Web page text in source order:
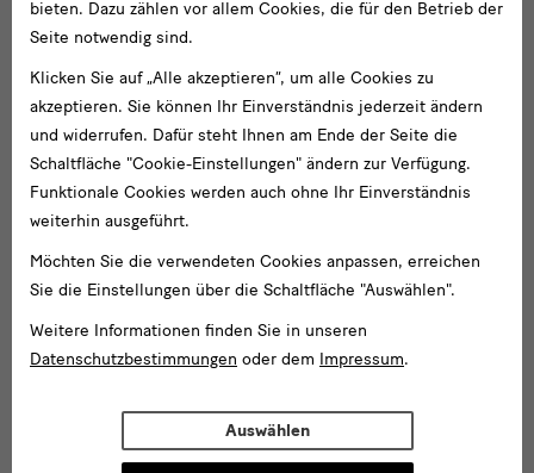
bieten. Dazu zählen vor allem Cookies, die für den Betrieb der
Seite notwendig sind.
Klicken Sie auf „Alle akzeptieren“, um alle Cookies zu
akzeptieren. Sie können Ihr Einverständnis jederzeit ändern
und widerrufen. Dafür steht Ihnen am Ende der Seite die
Schaltfläche "Cookie-Einstellungen" ändern zur Verfügung.
Funktionale Cookies werden auch ohne Ihr Einverständnis
weiterhin ausgeführt.
Möchten Sie die verwendeten Cookies anpassen, erreichen
Sie die Einstellungen über die Schaltfläche "Auswählen".
Weitere Informationen finden Sie in unseren
Datenschutzbestimmungen oder dem Impressum.
Auswählen